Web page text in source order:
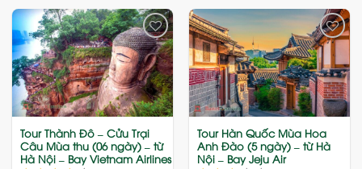
Add
to
wishlist
Tour Thành Đô – Cửu Trại
Câu Mùa thu (06 ngày) – từ
Hà Nội – Bay Vietnam Airlines
Add
wishlist
Tour Hàn Quốc Mùa Hoa
Anh Đào (5 ngày) – từ Hà
Nội – Bay Jeju Air